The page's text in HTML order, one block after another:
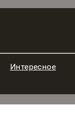
Интересное